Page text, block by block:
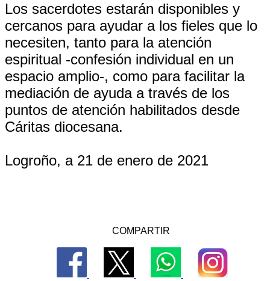
Los sacerdotes estarán disponibles y
cercanos para ayudar a los fieles que lo
necesiten, tanto para la atención
espiritual -confesión individual en un
espacio amplio-, como para facilitar la
mediación de ayuda a través de los
puntos de atención habilitados desde
Cáritas diocesana.
Logroño, a 21 de enero de 2021
COMPARTIR